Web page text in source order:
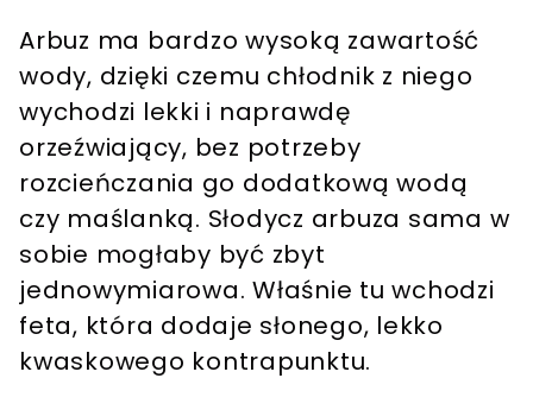
Arbuz ma bardzo wysoką zawartość
wody, dzięki czemu chłodnik z niego
wychodzi lekki i naprawdę
orzeźwiający, bez potrzeby
rozcieńczania go dodatkową wodą
czy maślanką. Słodycz arbuza sama w
sobie mogłaby być zbyt
jednowymiarowa. Właśnie tu wchodzi
feta, która dodaje słonego, lekko
kwaskowego kontrapunktu.